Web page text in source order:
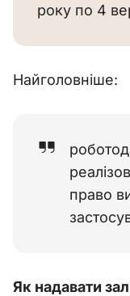
року по 4
Найголовніше:
право
Як надавати